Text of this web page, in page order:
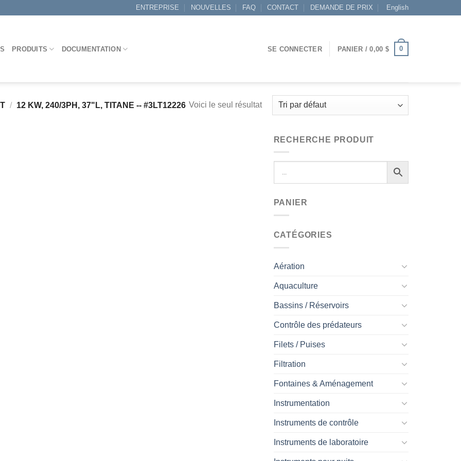
ENTREPRISE NOUVELLES FAQ CONTACT DEMANDE DE PRIX English
PRODUITS DOCUMENTATION SE CONNECTER PANIER /0,00 $ 0
/ 12 KW, 240/3PH, 37"L, TITANE -- #3LT12226 Voici le seul résultat
RECHERCHE PRODUIT
PANIER
CATÉGORIES
Aération
Aquaculture
Bassins / Réservoirs
Contrôle des prédateurs
Filets / Puises
Filtration
Fontaines & Aménagement
Instrumentation
Instruments de contrôle
Instruments de laboratoire